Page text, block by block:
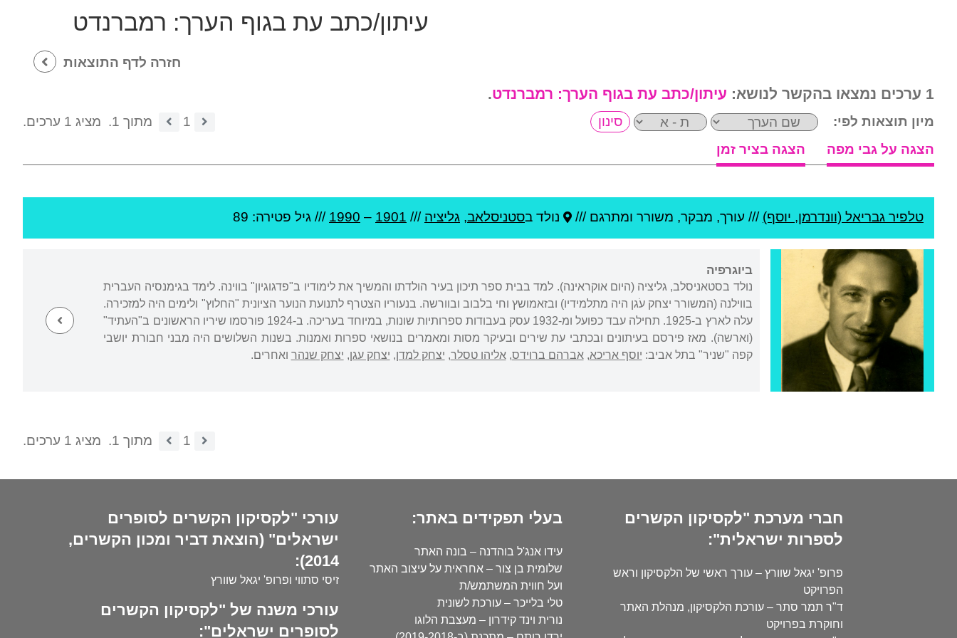
עיתון/כתב עת בגוף הערך: רמברנדט
חזרה לדף התוצאות
1 ערכים נמצאו בהקשר לנושא: עיתון/כתב עת בגוף הערך: רמברנדט.
מיון תוצאות לפי: 1 מתוך 1.
מציג 1 ערכים.
הצגה על גבי מפה
הצגה בציר זמן
טלפיר גבריאל (וונדרמן, יוסף) /// עורך, מבקר, משורר ומתרגם /// נולד בסטניסלאב, גליציה ///
1901
–
1990 /// גיל פטירה: 89
ביוגרפיה
נולד בסטאניסלב, גליציה (היום אוקראינה). למד בבית ספר תיכון בעיר הולדתו והמשיך את לימודיו ב"פדגוגיון" בווינה. לימד בגימנסיה העברית
בווילנה (המשורר יצחק עֹגן היה מתלמידיו) ובזאמושץ וחי בלבוב ובוורשה. בנעוריו הצטרף לתנועת הנוער הציונית "החלוץ" ולימים היה למזכירה.
עלה לארץ ב-1925. תחילה עבד כפועל ומ-1932 עסק בעבודות ספרותיות שונות, במיוחד בעריכה. ב-1924 פורסמו שיריו הראשונים ב"העתיד"
(וארשה). מאז פירסם בעיתונים ובכתבי עת שירים ובעיקר מסות ומאמרים בנושאי ספרות ואמנות. בשנות השלושים היה מבני חבורת יושבי
קפה "שניר" בתל אביב: יוסף אריכא,אברהם ברוידס,אליהו טסלר, יצחק למדן, יצחק עגן, יצחק שנהר ואחרים.
1 מתוך 1. מציג 1 ערכים.
חברי מערכת "לקסיקון הקשרים
לספרות ישראלית":
פרופ' יגאל שוורץ – עורך ראשי של הלקסיקון וראש
הפרויקט
ד"ר תמר סתר – עורכת הלקסיקון, מנהלת האתר
וחוקרת בפרויקט
בעלי תפקידים באתר:
עידו אנג'ל בוהדנה – בונה האתר
שלומית בן צור – אחראית על עיצוב האתר
ועל חווית המשתמש/ת
טלי בלייכר – עורכת לשונית
נורית וינד קידרון – מעצבת הלוגו
עורכי "לקסיקון הקשרים לסופרים
ישראלים" (הוצאת דביר ומכון הקשרים,
2014):
זיסי סתווי ופרופ' יגאל שוורץ
עורכי משנה של "לקסיקון הקשרים
לסופרים ישראלים":